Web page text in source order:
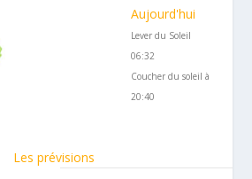
Aujourd'hui
Lever du Soleil
06:32
Coucher du soleil à
20:40
Les prévisions